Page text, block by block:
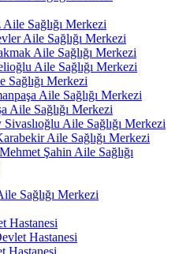
Sağlığı Merkezi
Aile Sağlığı Merkezi
Aile Sağlığı Merkezi
Aile Sağlığı Merkezi
Sağlığı Merkezi
Aile Sağlığı Merkezi
Aile Sağlığı Merkezi
Sivaslıoğlu Aile Sağlığı Merkezi
Aile Sağlığı Merkezi
Şahin Aile Sağlığı
Sağlığı Merkezi
Hastanesi
Hastanesi
Hastanesi